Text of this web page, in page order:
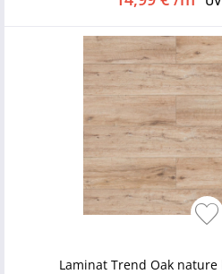
Laminat Trend Oak